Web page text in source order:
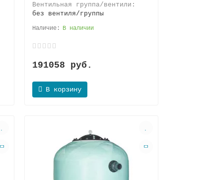
Вентильная группа/вентили:
без вентиля/группы
В наличии
191058 руб.
В корзину